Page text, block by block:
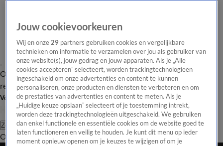
Overzicht Laatste nieuws Regionieuws Het beste van Hart
Tip de
redactie
Volg Hart van Nederland
Zoeken
OverzichtRegioUitzendingenWeerTip de redactiePanelVideo's
Jouw cookievoorkeuren
Wij en onze29 partners gebruiken cookies en vergelijkbare
technieken om informatie te verzamelen over jou als gebruiker van
onze website(s), jouw gedrag en jouw apparaten. Als je „Alle
cookies accepteren” selecteert, worden trackingtechnologieën
ingeschakeld om onze advertenties en content te kunnen
personaliseren, onze producten en diensten te verbeteren en om
de prestaties van advertenties en content te meten. Als je
„Huidige keuze opslaan” selecteert of je toestemming intrekt,
worden deze trackingtechnologieën uitgeschakeld. We gebruiken
dan enkel functionele en essentiële cookies om de website goed te
laten functioneren en veilig te houden. Je kunt dit menu op ieder
moment opnieuw openen om je keuzes te wijzigen of om je